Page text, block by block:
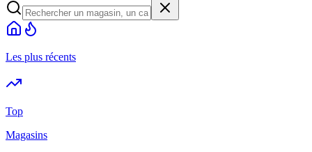
Les plus récents
Top
Magasins